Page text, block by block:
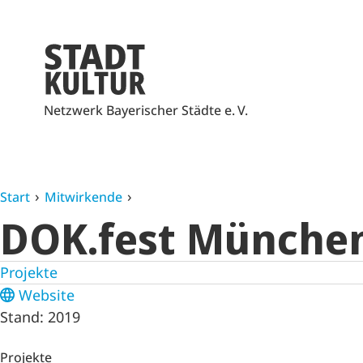
Netzwerk Bayerischer Städte e. V.
Start Mitwirkende
DOK.fest
Projekte
Website
Stand: 2019
Projekte